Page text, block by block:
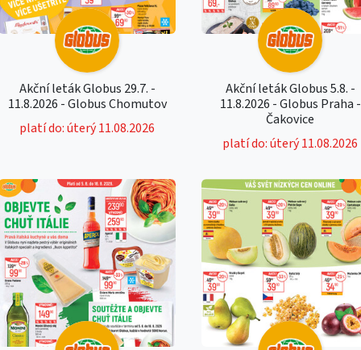
Akční leták Globus 29.7. -
11.8.2026 - Globus Chomutov
platí do: úterý 11.08.2026
Akční leták Globus 5.8. -
11.8.2026 - Globus Praha -
Čakovice
platí do: úterý 11.08.2026